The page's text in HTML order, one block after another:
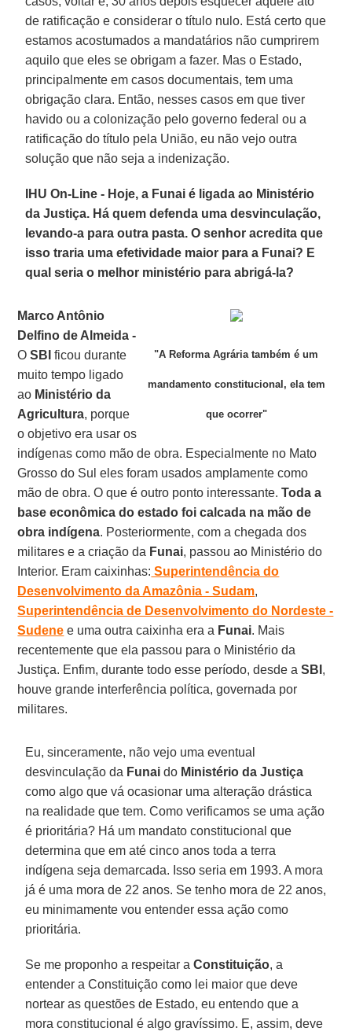
de ratificação e considerar o título nulo. Está certo que
estamos acostumados a mandatários não cumprirem
aquilo que eles se obrigam a fazer. Mas o Estado,
principalmente em casos documentais, tem uma
obrigação clara. Então, nesses casos em que tiver
havido ou a colonização pelo governo federal ou a
ratificação do título pela União, eu não vejo outra
solução que não seja a indenização.
IHU On-Line - Hoje, a Funai é ligada ao Ministério
da Justiça. Há quem defenda uma desvinculação,
levando-a para outra pasta. O senhor acredita que
isso traria uma efetividade maior para a Funai? E
qual seria o melhor ministério para abrigá-la?
"A Reforma Agrária também é um
mandamento constitucional, ela tem
que ocorrer"
Marco Antônio
Delfino de Almeida -
OSBI ficou durante
muito tempo ligado
ao Ministério da
Agricultura, porque
o objetivo era usar os
indígenas como mão de obra. Especialmente no Mato
Grosso do Sul eles foram usados amplamente como
mão de obra. O que é outro ponto interessante.Toda a
base econômica do estado foi calcada na mão de
obra indígena. Posteriormente, com a chegada dos
militares e a criação da Funai, passou ao Ministério do
Interior. Eram caixinhas: Superintendência do
Desenvolvimento da Amazônia - Sudam,
Superintendência de Desenvolvimento do Nordeste -
Sudene e uma outra caixinha era a Funai. Mais
recentemente que ela passou para o Ministério da
Justiça. Enfim, durante todo esse período, desde aSBI ,
houve grande interferência política, governada por
militares.
Eu, sinceramente, não vejo uma eventual
desvinculação da Funai do Ministério da Justiça
como algo que vá ocasionar uma alteração drástica
na realidade que tem. Como verificamos se uma ação
é prioritária? Há um mandato constitucional que
determina que em até cinco anos toda a terra
indígena seja demarcada. Isso seria em 1993. A mora
já é uma mora de 22 anos. Se tenho mora de 22 anos,
eu minimamente vou entender essa ação como
prioritária.
Se me proponho a respeitar aConstituição, a
entender a Constituição como lei maior que deve
nortear as questões de Estado, eu entendo que a
mora constitucional é algo gravíssimo. E, assim, deve